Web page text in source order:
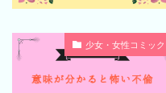
少女・女性コミック